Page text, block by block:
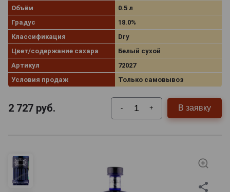
Объём
0.5 л
Градус
18.0%
Классификация
Dry
Цвет/содержание сахара
Белый сухой
Артикул
72027
Условия продаж
Только самовывоз
2 727 руб. - + В заявку